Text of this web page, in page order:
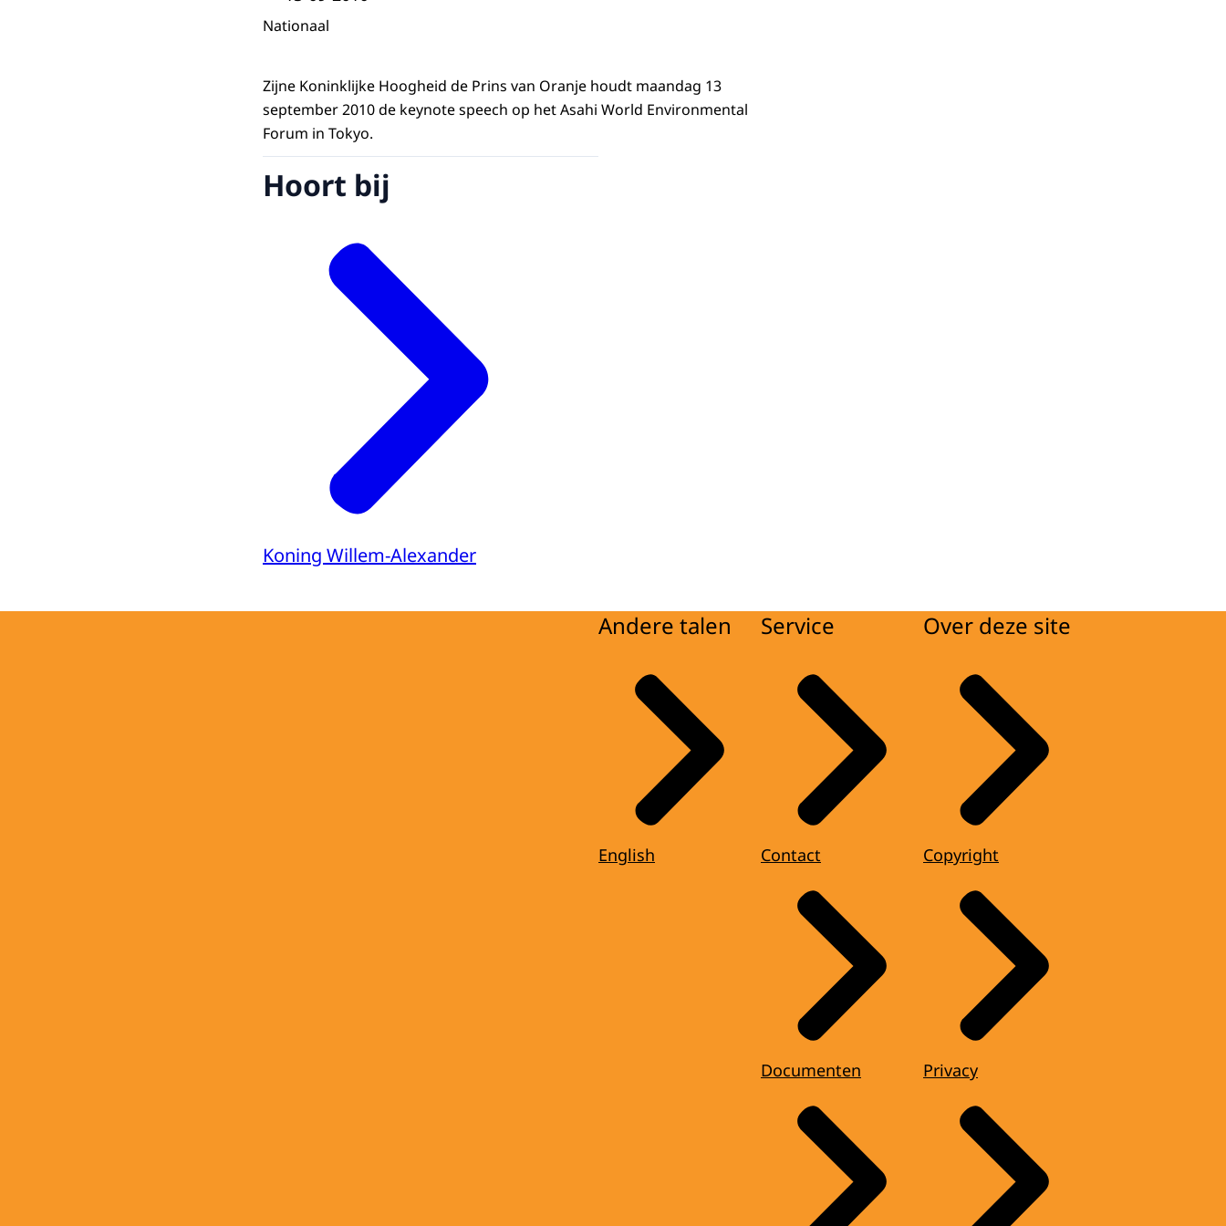
Nationaal
Zijne Koninklijke Hoogheid de Prins van Oranje houdt maandag 13
september 2010 de keynote speech op het Asahi World Environmental
Forum in Tokyo.
Hoort bij
Koning Willem-Alexander
Andere talen
English
Service
Contact
Documenten
Over deze site
Copyright
Privacy